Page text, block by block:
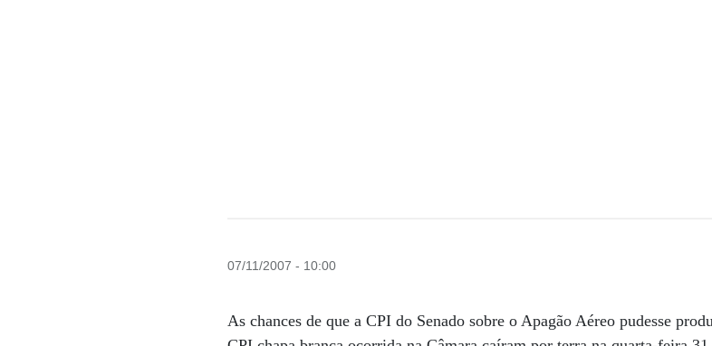
07/11/2007 - 10:00
As chances de que a CPI do Senado sobre o Apagão Aéreo pudesse